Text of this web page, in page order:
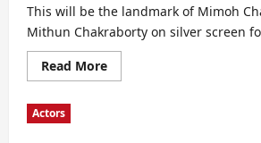
Gujarati
Heritage
And
NRI
This will be the landmark of Mimoh
Mithun Chakraborty on silver screen
Read MoreRead
more
Actors